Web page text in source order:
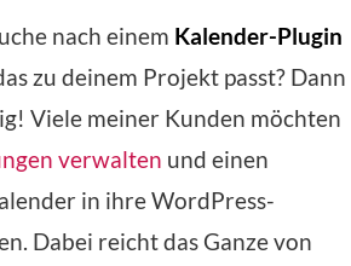
nach einem Kalender-Plugin
das zu deinem Projekt passt? Dann
Viele meiner Kunden möchten
verwalten und einen
in ihre WordPress-
Dabei reicht das Ganze von